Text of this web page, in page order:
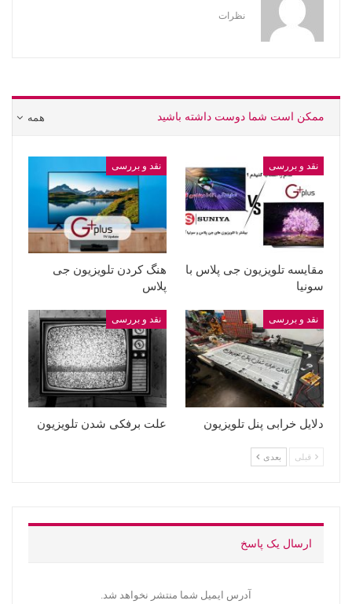
نظرات
همه ممکن است شما دوست داشته باشید
نقد و بررسی
مقایسه تلویزیون جی پلاس با
سونیا
نقد و بررسی
هنگ کردن تلویزیون جی
پلاس
نقد و بررسی
دلایل خرابی پنل تلویزیون
نقد و بررسی
علت برفکی شدن تلویزیون
قبلی بعدی
ارسال یک پاسخ
آدرس ایمیل شما منتشر نخواهد شد.